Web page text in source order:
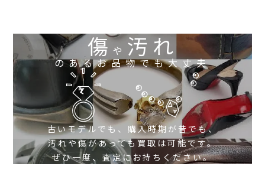
傷や 汚れ
のあるお品物でも大丈夫
古いモデルでも、購入時期が昔でも、
汚れや傷があっても買取は可能です。
ぜひ一度、査定にお持ちください。